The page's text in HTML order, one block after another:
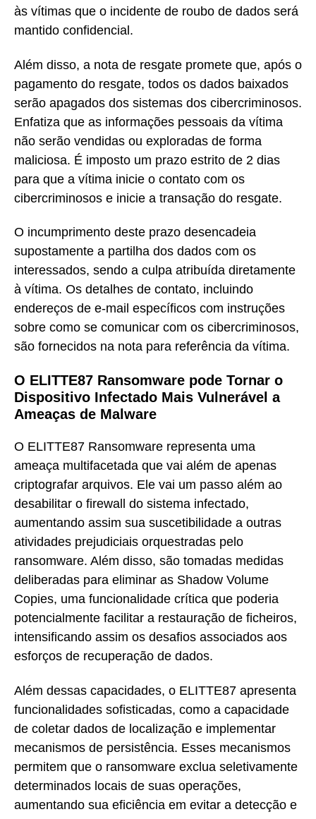
às vítimas que o incidente de roubo de dados será
mantido confidencial.
Além disso, a nota de resgate promete que, após o
pagamento do resgate, todos os dados baixados
serão apagados dos sistemas dos cibercriminosos.
Enfatiza que as informações pessoais da vítima
não serão vendidas ou exploradas de forma
maliciosa. É imposto um prazo estrito de 2 dias
para que a vítima inicie o contato com os
cibercriminosos e inicie a transação do resgate.
O incumprimento deste prazo desencadeia
supostamente a partilha dos dados com os
interessados, sendo a culpa atribuída diretamente
à vítima. Os detalhes de contato, incluindo
endereços de e-mail específicos com instruções
sobre como se comunicar com os cibercriminosos,
são fornecidos na nota para referência da vítima.
O ELITTE87 Ransomware pode Tornar o
Dispositivo Infectado Mais Vulnerável a
Ameaças de Malware
O ELITTE87 Ransomware representa uma
ameaça multifacetada que vai além de apenas
criptografar arquivos. Ele vai um passo além ao
desabilitar o firewall do sistema infectado,
aumentando assim sua suscetibilidade a outras
atividades prejudiciais orquestradas pelo
ransomware. Além disso, são tomadas medidas
deliberadas para eliminar as Shadow Volume
Copies, uma funcionalidade crítica que poderia
potencialmente facilitar a restauração de ficheiros,
intensificando assim os desafios associados aos
esforços de recuperação de dados.
Além dessas capacidades, o ELITTE87 apresenta
funcionalidades sofisticadas, como a capacidade
de coletar dados de localização e implementar
mecanismos de persistência. Esses mecanismos
permitem que o ransomware exclua seletivamente
determinados locais de suas operações,
aumentando sua eficiência em evitar a detecção e